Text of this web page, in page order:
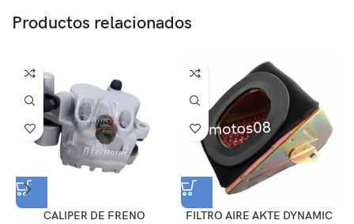
Productos relacionados
CALIPER DE FRENO
FILTRO AIRE AKTE DYNAMIC